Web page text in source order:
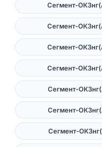
Сегмент-
Сегмент-
Сегмент-
Сегмент-
Сегмент-
Сегмент-
Сегмент-